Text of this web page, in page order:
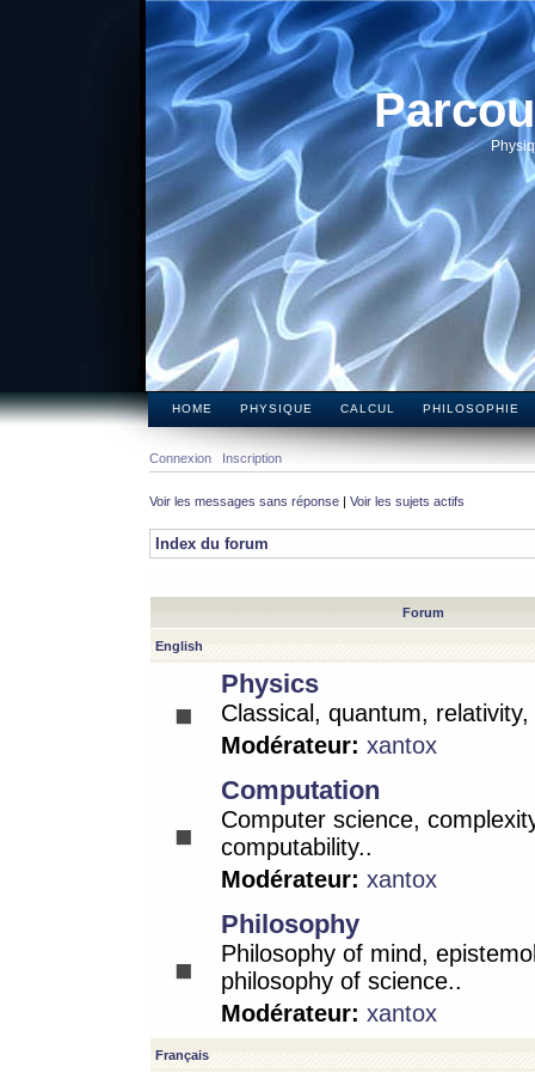
HOME PHYSIQUE CALCUL PHILOSOPHIE
Connexion Inscription
Voir les messages sans réponse | Voir les sujets actifs
Index du forum
Forum
English
Physics
Classical, quantum,
Modérateur: xantox
Computation
Computer science,
computability..
Modérateur: xantox
Philosophy
Philosophy of mind,
philosophy of science..
Modérateur: xantox
Français